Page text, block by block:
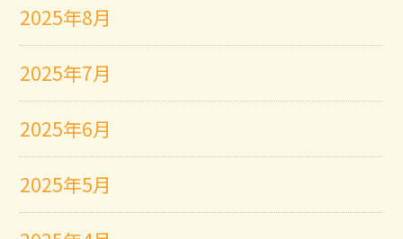
2025年8月
2025年7月
2025年6月
2025年5月